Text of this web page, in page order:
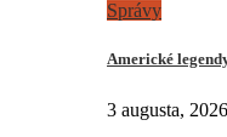
Správy
Americké
3 augusta, 2026